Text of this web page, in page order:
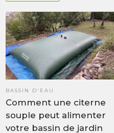
BASSIN D'EAU
Comment une citerne
souple peut alimenter
votre bassin de jardin